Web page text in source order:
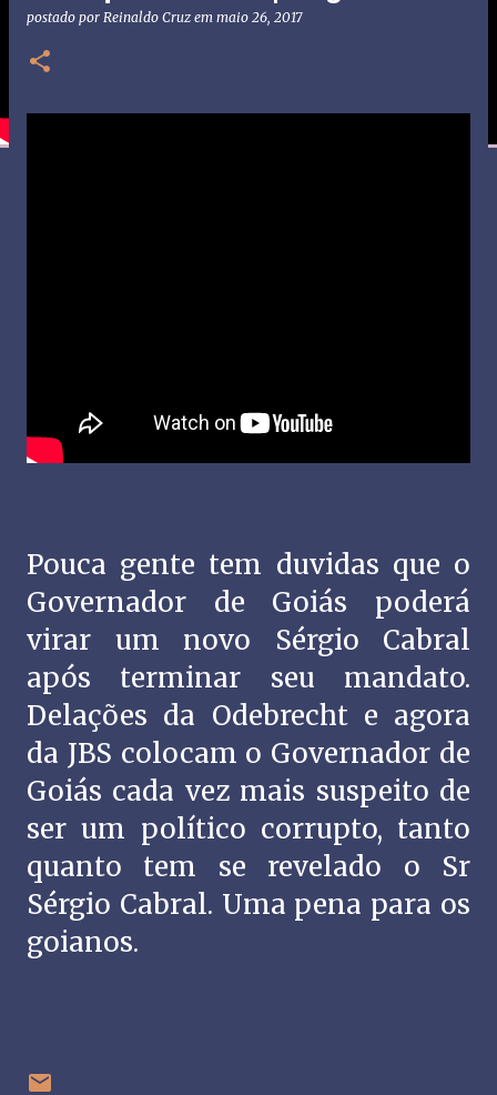
postado por Reinaldo Cruz em maio 26, 2017
Pouca gente tem duvidas que o
Governador de Goiás poderá
virar um novo Sérgio Cabral
após terminar seu mandato.
Delações da Odebrecht e agora
da JBS colocam o Governador de
Goiás cada vez mais suspeito de
ser um político corrupto, tanto
quanto tem se revelado o Sr
Sérgio Cabral. Uma pena para os
goianos.